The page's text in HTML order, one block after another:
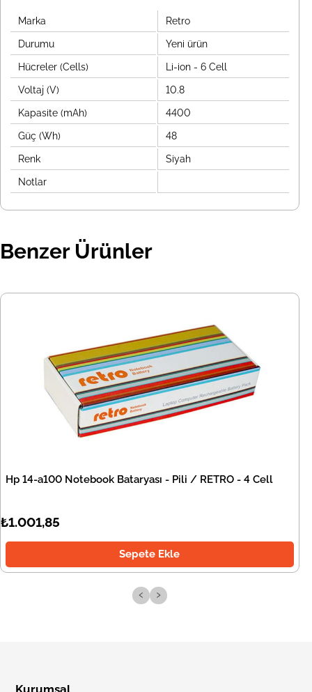
Marka Retro
Durumu Yeni ürün
Hücreler (Cells) Li-ion - 6 Cell
Voltaj (V) 10.8
Kapasite (mAh) 4400
Güç (Wh) 48
Renk Siyah
Notlar
Benzer Ürünler
Hp 14-a100 Notebook Bataryası - Pili / RETRO - 4 Cell
₺1.001,85
Sepete Ekle
‹ ›